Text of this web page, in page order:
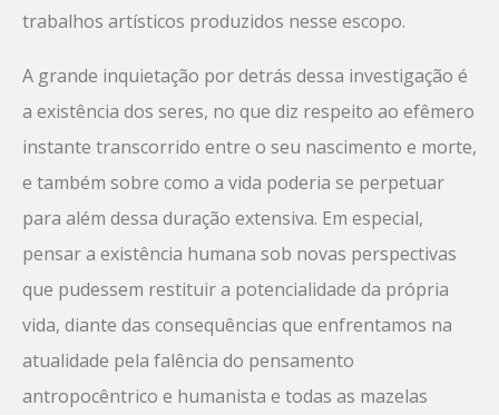
trabalhos artísticos produzidos nesse escopo.
A grande inquietação por detrás dessa investigação é
a existência dos seres, no que diz respeito ao efêmero
instante transcorrido entre o seu nascimento e morte,
e também sobre como a vida poderia se perpetuar
para além dessa duração extensiva. Em especial,
pensar a existência humana sob novas perspectivas
que pudessem restituir a potencialidade da própria
vida, diante das consequências que enfrentamos na
atualidade pela falência do pensamento
antropocêntrico e humanista e todas as mazelas